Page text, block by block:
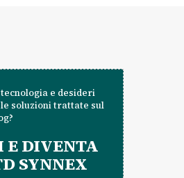
e desideri
soluzioni trattate sul
E DIVENTA
SYNNEX